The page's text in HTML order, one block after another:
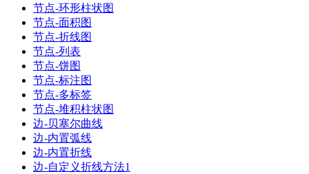
节点-环形柱状图
节点-面积图
节点-折线图
节点-列表
节点-饼图
节点-标注图
节点-多标签
节点-堆积柱状图
边-贝塞尔曲线
边-内置弧线
边-内置折线
边-自定义折线方法1